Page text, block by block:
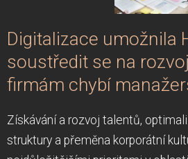
Digitalizace umožnila
soustředit se na
firmám chybí
Získávání a rozvoj talentů,
struktury a přeměna korporátní